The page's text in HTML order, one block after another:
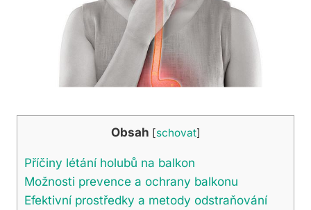
Obsah [schovat]
Příčiny létání holubů na balkon
Možnosti prevence a ochrany balkonu
Efektivní prostředky a metody odstraňování